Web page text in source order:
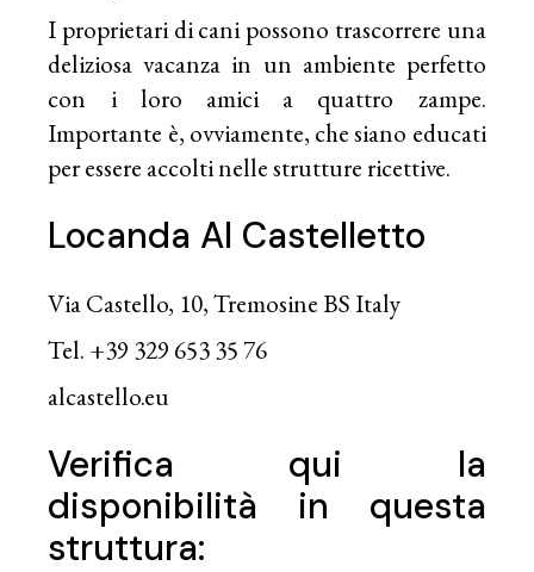
I proprietari di cani possono trascorrere una
deliziosa vacanza in un ambiente perfetto
con i loro amici a quattro zampe.
Importante è, ovviamente, che siano educati
per essere accolti nelle strutture ricettive.
Locanda Al Castelletto
Via Castello, 10, Tremosine BS Italy
Tel. +39 329 653 35 76
alcastello.eu
Verifica qui la
disponibilità in questa
struttura: